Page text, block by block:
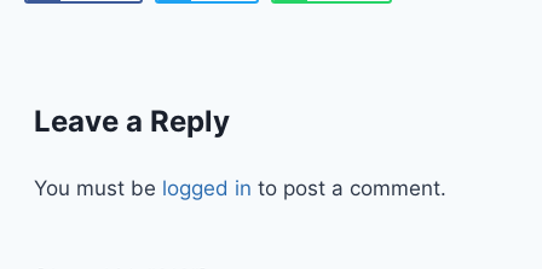
Leave a Reply
You must be logged in to post a comment.